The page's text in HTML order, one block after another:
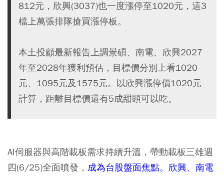
812元，欣興(3037)也一度漲停至1020元，這3
檔上萬張排隊搶買漲停板。
本土投顧最新報告上調景碩、南電、欣興2027
年至2028年獲利預估，目標價分別上看1020
元、1095元及1575元。以欣興漲停價1020元
計算，距離目標價還有5成甜頭可以吃。
AI伺服器與高階載板需求持續升溫，帶動載板三雄週
四(6/25)全面噴發， 成為台股盤面焦點。欣興、南電